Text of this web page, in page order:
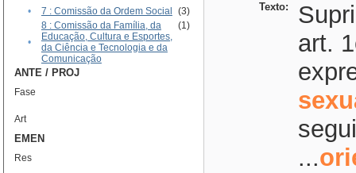
•
7 : Comissão da Ordem Social (3)
•
8 : Comissão da Família, da
Educação, Cultura e Esportes,
da Ciência e Tecnologia e da
Comunicação
(1)
ANTE / PROJ
Fase
Art
EMEN
Res
Texto:
art.
...